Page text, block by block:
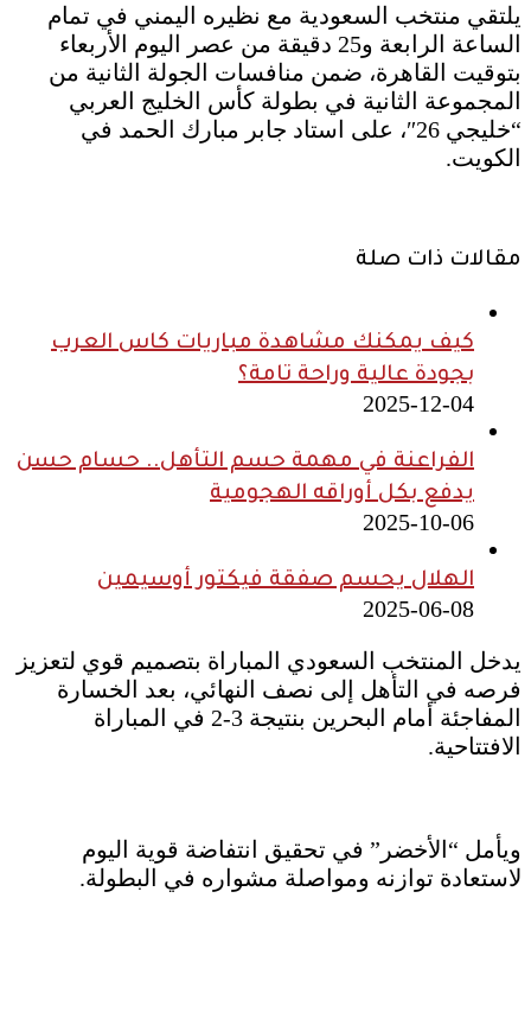
يلتقي منتخب السعودية مع نظيره اليمني في تمام
الساعة الرابعة و25 دقيقة من عصر اليوم الأربعاء
بتوقيت القاهرة، ضمن منافسات الجولة الثانية من
المجموعة الثانية في بطولة كأس الخليج العربي
“خليجي 26″، على استاد جابر مبارك الحمد في
الكويت.
مقالات ذات صلة
كيف يمكنك مشاهدة مباريات كاس العرب
بجودة عالية وراحة تامة؟
2025-12-04
الفراعنة في مهمة حسم التأهل.. حسام حسن
يدفع بكل أوراقه الهجومية
2025-10-06
الهلال يحسم صفقة فيكتور أوسيمين
2025-06-08
يدخل المنتخب السعودي المباراة بتصميم قوي لتعزيز
فرصه في التأهل إلى نصف النهائي، بعد الخسارة
المفاجئة أمام البحرين بنتيجة 3-2 في المباراة
الافتتاحية.
ويأمل “الأخضر” في تحقيق انتفاضة قوية اليوم
لاستعادة توازنه ومواصلة مشواره في البطولة.